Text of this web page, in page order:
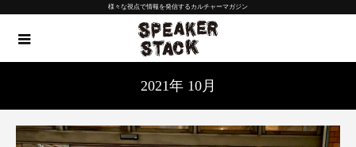
様々な視点で情報を発信するカルチャーマガジン
2021年 10月